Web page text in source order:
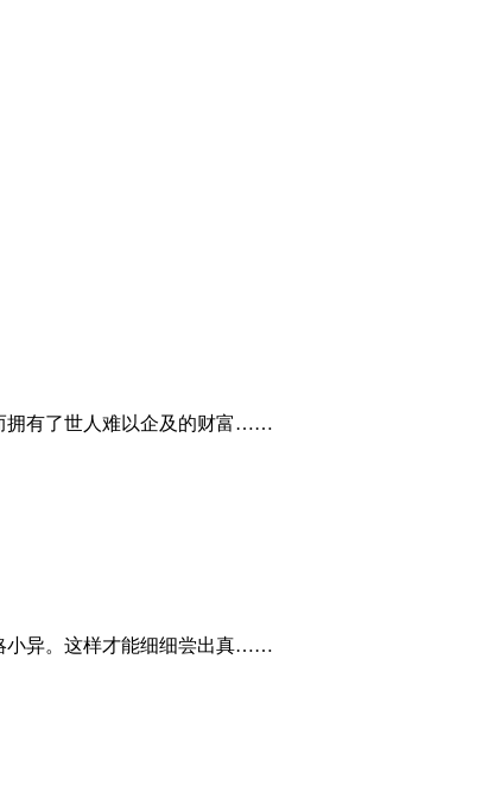
拥有了世人难以企及的财富……
小异。这样才能细细尝出真……